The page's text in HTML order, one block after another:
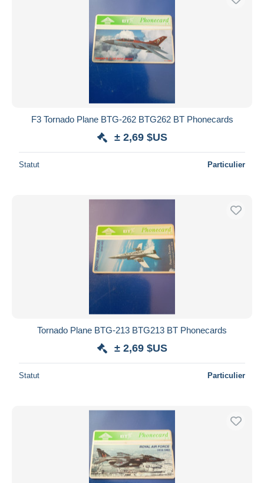
F3 Tornado Plane BTG-262 BTG262 BT Phonecards
± 2,69 $US
Statut Particulier
Tornado Plane BTG-213 BTG213 BT Phonecards
± 2,69 $US
Statut Particulier